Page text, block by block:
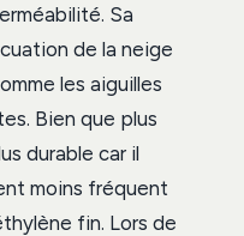
Sa
de la neige
les aiguilles
Bien que plus
durable car il
moins fréquent
fin. Lors de